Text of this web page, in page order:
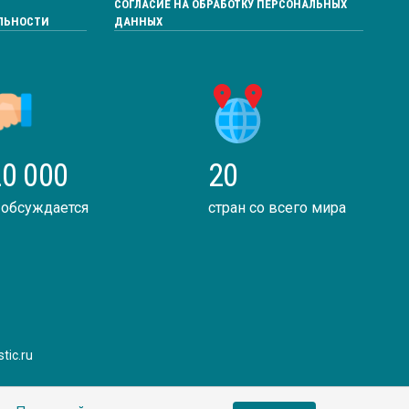
СОГЛАСИЕ НА ОБРАБОТКУ ПЕРСОНАЛЬНЫХ
ДАННЫХ
000 20
стран со всего мира